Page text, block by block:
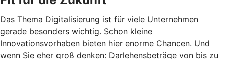
Das Thema Digitalisierung ist für viele Unternehmen
gerade besonders wichtig. Schon kleine
Innovationsvorhaben bieten hier enorme Chancen. Und
wenn Sie eher groß denken: Darlehensbeträge von bis zu